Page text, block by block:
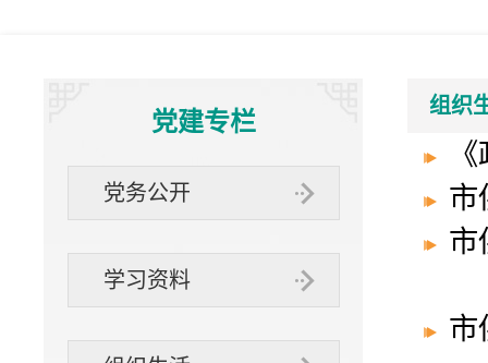
组织
互动交流
党建专栏
党务公开
学习资料
组织
市
市
市